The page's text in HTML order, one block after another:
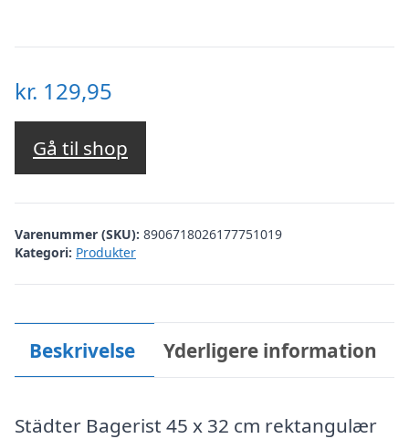
kr. 129,95
Gå til shop
Varenummer (SKU): 8906718026177751019
Kategori: Produkter
Beskrivelse Yderligere information
Städter Bagerist 45 x 32 cm rektangulær